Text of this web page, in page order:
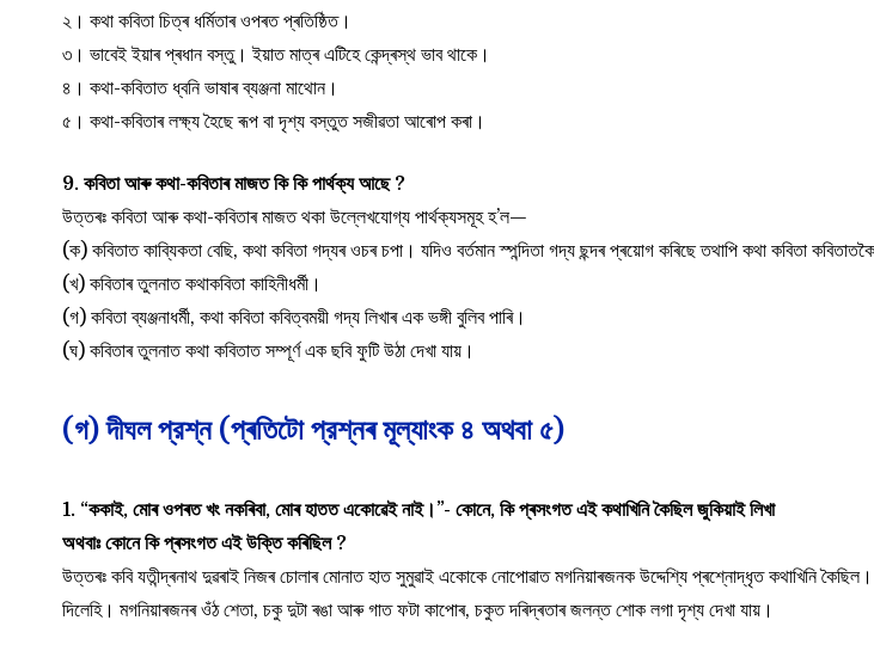
২। কথা কবিতা চিত্ৰ ধৰ্মিতাৰ ওপৰত প্ৰতিষ্ঠিত।
৩। ভাবেই ইয়াৰ প্ৰধান বস্তু। ইয়াত মাত্ৰ এটিহে কেন্দ্ৰস্থ ভাব থাকে।
৪। কথা-কবিতাত ধ্বনি ভাষাৰ ব্যঞ্জনা মাথোন।
৫। কথা-কবিতাৰ লক্ষ্য হৈছে ৰূপ বা দৃশ্য বস্তুত সজীৱতা আৰোপ কৰা।
9. কবিতা আৰু কথা-কবিতাৰ মাজত কি কি পাৰ্থক্য আছে ?
উত্তৰঃ কবিতা আৰু কথা-কবিতাৰ মাজত থকা উল্লেখযোগ্য পাৰ্থক্যসমূহ হ’ল—
(ক) কবিতাত কাব্যিকতা বেছি, কথা কবিতা গদ্যৰ ওচৰ চপা। যদিও বৰ্তমান স্পন্দিতা গদ্য ছন্দৰ প্ৰয়োগ কৰিছে তথাপি কথা কবিতা
(খ) কবিতাৰ তুলনাত কথাকবিতা কাহিনীধৰ্মী।
(গ) কবিতা ব্যঞ্জনাধৰ্মী, কথা কবিতা কবিত্বময়ী গদ্য লিখাৰ এক ভঙ্গী বুলিব পাৰি।
(ঘ) কবিতাৰ তুলনাত কথা কবিতাত সম্পূৰ্ণ এক ছবি ফুটি উঠা দেখা যায়।
(গ) দীঘল প্রশ্ন (প্ৰতিটো প্রশ্নৰ মূল্যাংক ৪ অথবা ৫)
1. “ককাই, মোৰ ওপৰত খং নকৰিবা, মোৰ হাতত একোৱেই নাই।”- কোনে, কি প্ৰসংগত এই কথাখিনি কৈছিল জুকিয়াই লিখা
অথবাঃ কোনে কি প্ৰসংগত এই উক্তি কৰিছিল ?
উত্তৰঃ কবি যতীন্দ্ৰনাথ দুৱৰাই নিজৰ চোলাৰ মোনাত হাত সুমুৱাই একোকে নোপোৱাত মগনিয়াৰজনক উদ্দেশ্যি প্ৰশ্নোদ্ধৃত কথাখিনি
দিলেহি। মগনিয়াৰজনৰ ওঁঠ শেতা, চকু দুটা ৰঙা আৰু গাত ফটা কাপোৰ, চকুত দৰিদ্ৰতাৰ জলন্ত শোক লগা দৃশ্য দেখা যায়।